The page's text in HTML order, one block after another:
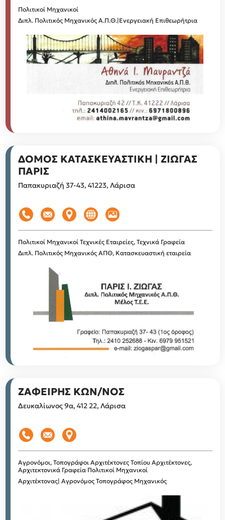
Πολιτικοί Μηχανικοί
Διπλ. Πολιτικός Μηχανικός Α.Π.Θ.|Ενεργειακή Επιθεωρήτρια
ΔΟΜΟΣ ΚΑΤΑΣΚΕΥΑΣΤΙΚΗ | ΖΙΩΓΑΣ
ΠΑΡΙΣ
Παπακυριαζή 37-43, 41223, Λάρισα
Πολιτικοί Μηχανικοί Τεχνικές Εταιρείες, Τεχνικά Γραφεία
Διπλ. Πολιτικός Μηχανικός ΑΠΘ, Κατασκευαστική εταιρεία
ΖΑΦΕΙΡΗΣ ΚΩΝ/ΝΟΣ
Δευκαλίωνος 9α, 412 22, Λάρισα
Αγρονόμοι, Τοπογράφοι Αρχιτέκτονες Τοπίου Αρχιτέκτονες,
Αρχιτεκτονικά Γραφεία Πολιτικοί Μηχανικοί
Αρχιτέκτονας| Αγρονόμος Τοπογράφος Μηχανικός